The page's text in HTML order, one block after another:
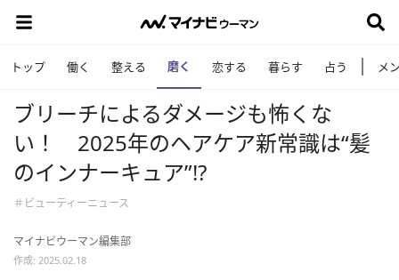
トップ 働く 整える 磨く 恋する 暮らす 占う メ
ブリーチによるダメージも怖くな
い！ 2025年のヘアケア新常識は“髪
のインナーキュア”!?
＃ビューティーニュース
マイナビウーマン編集部
作成: 2025.02.18